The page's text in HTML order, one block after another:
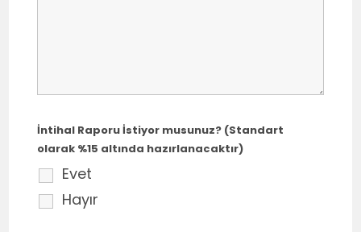
İntihal Raporu İstiyor musunuz? (Standart
olarak %15 altında hazırlanacaktır)
Evet
Hayır